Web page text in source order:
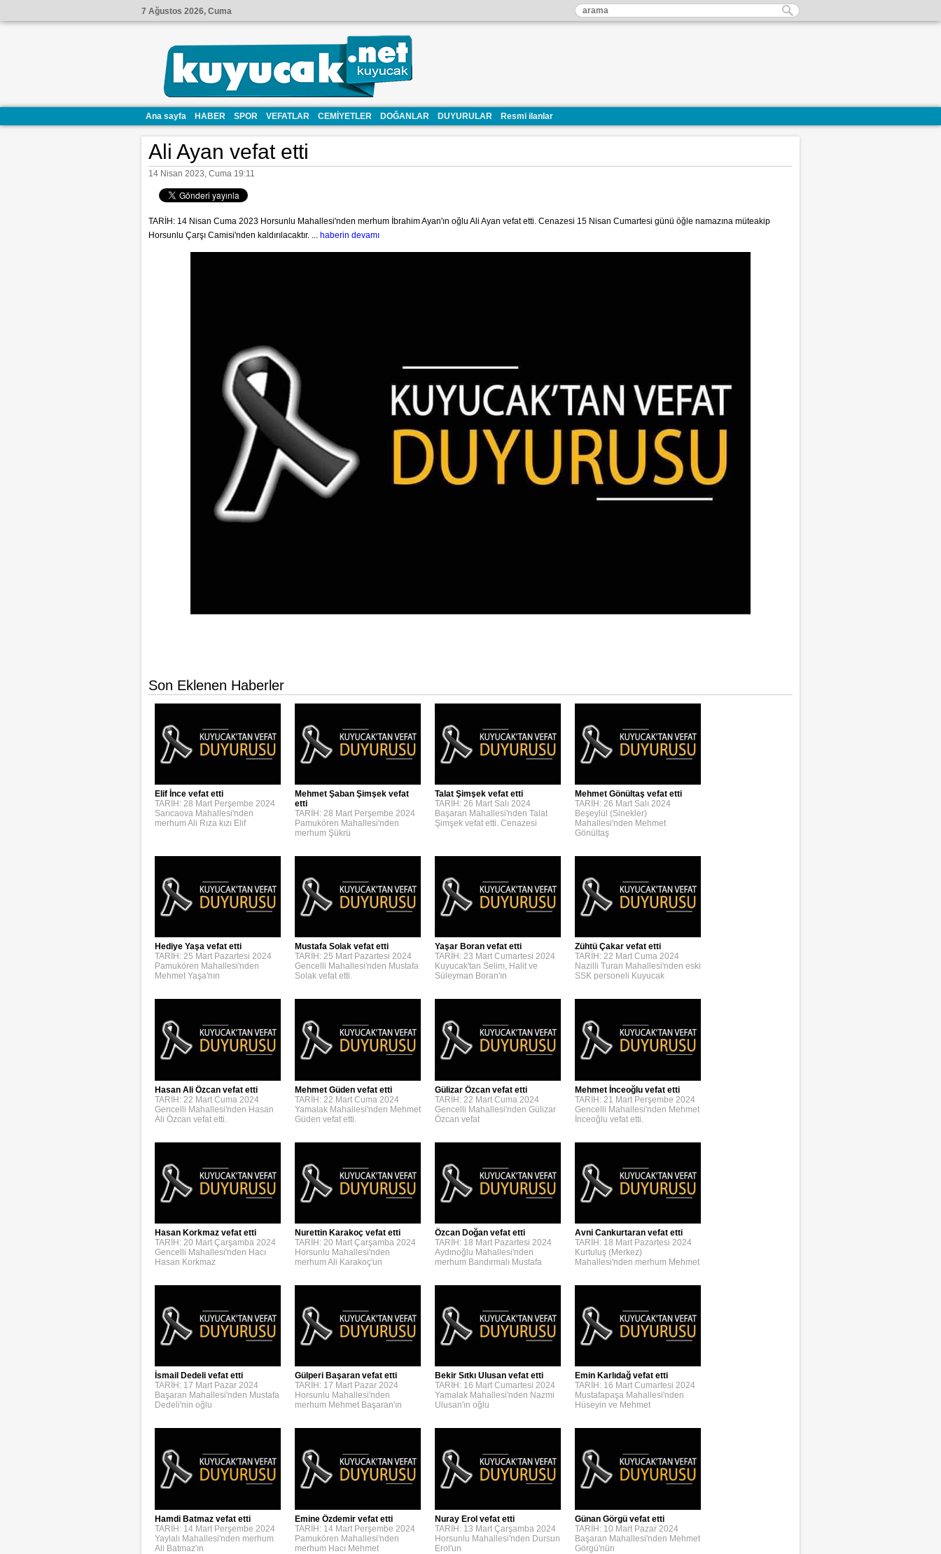
7 Ağustos 2026, Cuma
Ana sayfa HABER SPOR VEFATLAR CEMİYETLER DOĞANLAR DUYURULAR Resmi ilanlar
Ali Ayan vefat etti
14 Nisan 2023, Cuma 19:11
TARİH: 14 Nisan Cuma 2023 Horsunlu Mahallesi'nden merhum İbrahim Ayan'ın oğlu Ali Ayan vefat etti. Cenazesi 15 Nisan Cumartesi günü öğle namazına müteakip
Horsunlu Çarşı Camisi'nden kaldırılacaktır. ... haberin devamı
Son Eklenen Haberler
Elif İnce vefat etti
TARİH: 28 Mart Perşembe 2024
Sarıcaova Mahallesi'nden
merhum Ali Rıza kızı Elif
Mehmet Şaban Şimşek vefat
etti
TARİH: 28 Mart Perşembe 2024
Pamukören Mahallesi'nden
merhum Şükrü
Talat Şimşek vefat etti
TARİH: 26 Mart Salı 2024
Başaran Mahallesi'nden Talat
Şimşek vefat etti. Cenazesi
Mehmet Gönültaş vefat etti
TARİH: 26 Mart Salı 2024
Beşeylül (Sinekler)
Mahallesi'nden Mehmet
Gönültaş
Hediye Yaşa vefat etti
TARİH: 25 Mart Pazartesi 2024
Pamukören Mahallesi'nden
Mehmet Yaşa'nın
Mustafa Solak vefat etti
TARİH: 25 Mart Pazartesi 2024
Gencelli Mahallesi'nden Mustafa
Solak vefat etti.
Yaşar Boran vefat etti
TARİH: 23 Mart Cumartesi 2024
Kuyucak'tan Selim, Halit ve
Süleyman Boran'ın
Zühtü Çakar vefat etti
TARİH: 22 Mart Cuma 2024
Nazilli Turan Mahallesi'nden eski
SSK personeli Kuyucak
Hasan Ali Özcan vefat etti
TARİH: 22 Mart Cuma 2024
Gencelli Mahallesi'nden Hasan
Ali Özcan vefat etti.
Mehmet Güden vefat etti
TARİH: 22 Mart Cuma 2024
Yamalak Mahallesi'nden Mehmet
Güden vefat etti.
Gülizar Özcan vefat etti
TARİH: 22 Mart Cuma 2024
Gencelli Mahallesi'nden Gülizar
Özcan vefat
Mehmet İnceoğlu vefat etti
TARİH: 21 Mart Perşembe 2024
Gencelli Mahallesi'nden Mehmet
İnceoğlu vefat etti.
Hasan Korkmaz vefat etti
TARİH: 20 Mart Çarşamba 2024
Gencelli Mahallesi'nden Hacı
Hasan Korkmaz
Nurettin Karakoç vefat etti
TARİH: 20 Mart Çarşamba 2024
Horsunlu Mahallesi'nden
merhum Ali Karakoç'un
Özcan Doğan vefat etti
TARİH: 18 Mart Pazartesi 2024
Aydınoğlu Mahallesi'nden
merhum Bandırmalı Mustafa
Avni Cankurtaran vefat etti
TARİH: 18 Mart Pazartesi 2024
Kurtuluş (Merkez)
Mahallesi'nden merhum Mehmet
İsmail Dedeli vefat etti
TARİH: 17 Mart Pazar 2024
Başaran Mahallesi'nden Mustafa
Dedeli'nin oğlu
Gülperi Başaran vefat etti
TARİH: 17 Mart Pazar 2024
Horsunlu Mahallesi'nden
merhum Mehmet Başaran'ın
Bekir Sıtkı Ulusan vefat etti
TARİH: 16 Mart Cumartesi 2024
Yamalak Mahallesi'nden Nazmi
Ulusan'ın oğlu
Emin Karlıdağ vefat etti
TARİH: 16 Mart Cumartesi 2024
Mustafapaşa Mahallesi'nden
Hüseyin ve Mehmet
Hamdi Batmaz vefat etti
TARİH: 14 Mart Perşembe 2024
Yaylalı Mahallesi'nden merhum
Ali Batmaz'ın
Emine Özdemir vefat etti
TARİH: 14 Mart Perşembe 2024
Pamukören Mahallesi'nden
merhum Hacı Mehmet
Nuray Erol vefat etti
TARİH: 13 Mart Çarşamba 2024
Horsunlu Mahallesi'nden Dursun
Erol'un
Günan Görgü vefat etti
TARİH: 10 Mart Pazar 2024
Başaran Mahallesi'nden Mehmet
Görgü'nün